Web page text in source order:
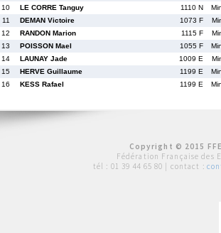
10
LE CORRE Tanguy 1110 N
11
DEMAN Victoire 1073 F
12
RANDON Marion 1115 F
13
POISSON Mael 1055 F
14
LAUNAY Jade 1009 E
15
HERVE Guillaume 1199 E
16
KESS Rafael 1199 E
Copyright © 2015
Fédération Française des
tél : 01 39 44 65 80 | contact :